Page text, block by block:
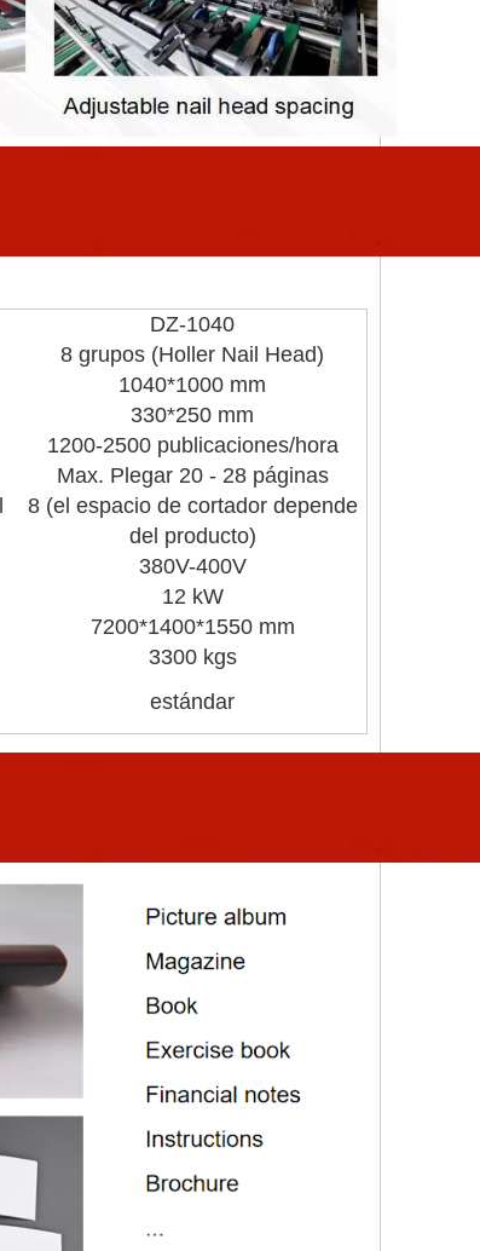
DZ-1040
8 grupos (Holler Nail Head)
1040*1000 mm
330*250 mm
1200-2500 publicaciones/hora
Max. Plegar 20 - 28 páginas
8 (el espacio de cortador depende
del producto)
380V-400V
12 kW
7200*1400*1550 mm
3300 kgs
estándar